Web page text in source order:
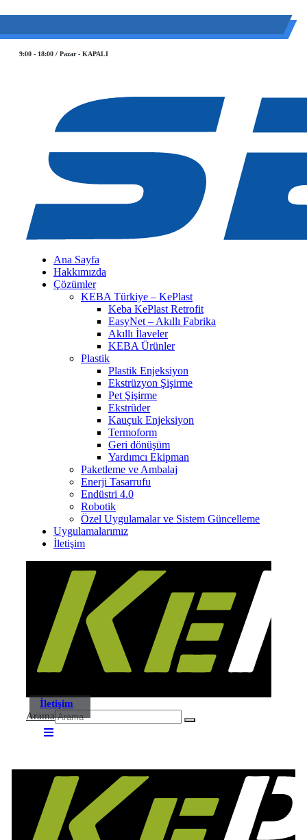
9:00 - 18:00 / Pazar - KAPALI
Ana Sayfa
Hakkımızda
Çözümler
KEBA Türkiye – KePlast
Keba KePlast Retrofit
EasyNet – Akıllı Fabrika
Akıllı İlaveler
KEBA Ürünler
Plastik
Plastik Enjeksiyon
Ekstrüzyon Şişirme
Pet Şişirme
Ekstrüder
Kauçuk Enjeksiyon
Termoform
Geri dönüşüm
Yardımcı Ekipman
Paketleme ve Ambalaj
Enerji Tasarrufu
Endüstri 4.0
Robotik
Özel Uygulamalar ve Sistem Güncelleme
Uygulamalarımız
İletişim
İletişim
Arama